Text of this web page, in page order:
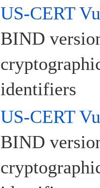
US-CERT
BIND
identifiers
US-CERT
BIND